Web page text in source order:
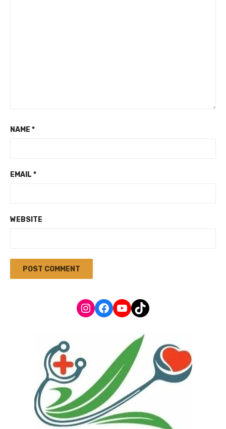
NAME *
EMAIL *
WEBSITE
Instagram
Facebook
YouTube
TikTok